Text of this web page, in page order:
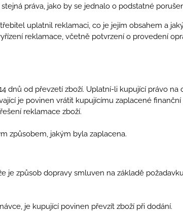
práva, jako by se jednalo o podstatné
uplatnil reklamaci, co je jejím obsahem a
reklamace, včetně potvrzení o provedení
dnů od převzetí zboží. Uplatní-li kupující právo
je povinen vrátit kupujícímu zaplacené
reklamace zboží.
způsobem, jakým byla zaplacena.
je způsob dopravy smluven na základě
je kupující povinen převzít zboží při dodání.